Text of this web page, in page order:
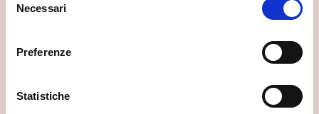
delNecessari
Preferenze
Statistiche
La Fucina Cavallari